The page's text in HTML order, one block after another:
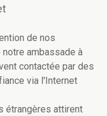
de nos
ambassade à
contactée par des
via l'Internet
étrangères attirent